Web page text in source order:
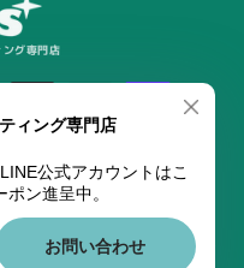
グ専門店
アPowered by Shopify
ー 利用規約 配送ポリシー